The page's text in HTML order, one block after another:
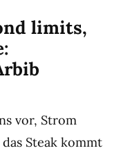
limits,
vor, Strom
Steak kommt